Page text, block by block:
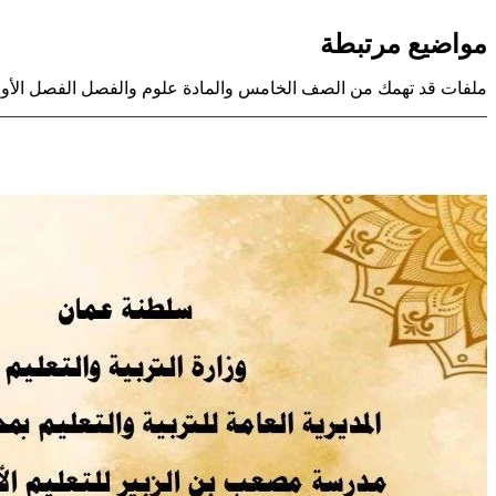
مواضيع مرتبطة
ملفات قد تهمك من الصف الخامس والمادة علوم والفصل الفصل